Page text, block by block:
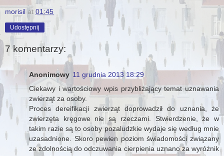
morisil at 01:45
Udostępnij
7 komentarzy:
Anonimowy 11 grudnia 2013 18:29
Ciekawy i wartościowy wpis przybliżający temat uznawania
zwierząt za osoby.
Proces dereifikacji zwierząt doprowadził do uznania, że
zwierzęta kręgowe nie są rzeczami. Stwierdzenie, że w
takim razie są to osoby pozaludzkie wydaje się według mnie
uzasadnione. Skoro pewien poziom świadomości związany
ze zdolnością do odczuwania cierpienia uznano za wyróżnik